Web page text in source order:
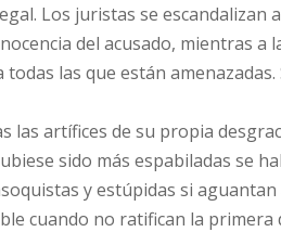
Los juristas se escandalizan
del acusado, mientras a
las que están
las artífices de su propia
sido más espabiladas se
y estúpidas si
cuando no ratifican la primera